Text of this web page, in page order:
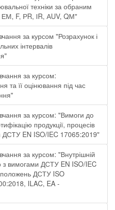
техніки за обраним
F, РR, ІR, АUV, QМ"
за курсом "Розрахунок і
інтервалів
за курсом:
та її оцінювання під час
за курсом: "Вимоги до
продукції, процесів
ДСТУ EN ISO/IEC 17065:2019"
за курсом: "Внутрішній
з вимогами ДСТУ EN ISO/IEC
ДСТУ ISO
ILAC, EA -